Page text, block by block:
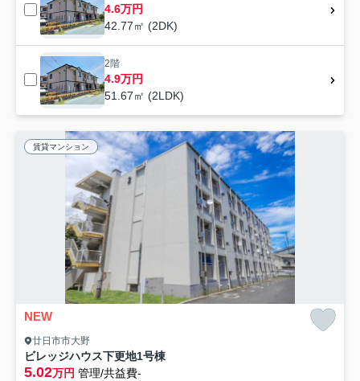
4.6万円
42.77㎡ (2DK)
2階
4.9万円
51.67㎡ (2LDK)
賃貸マンション
NEW
廿日市市大野
ビレッジハウス下更地1号棟
5.02万円 管理/共益費-